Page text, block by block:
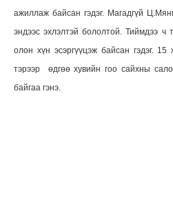
ажиллаж байсан гэдэг. Магадгүй
эндээс эхлэлтэй бололтой. Тиймдээ ч
олон хүн эсэргүүцэж байсан гэдэг.
тэрээр өдгөө хувийн гоо сайхны
байгаа гэнэ.